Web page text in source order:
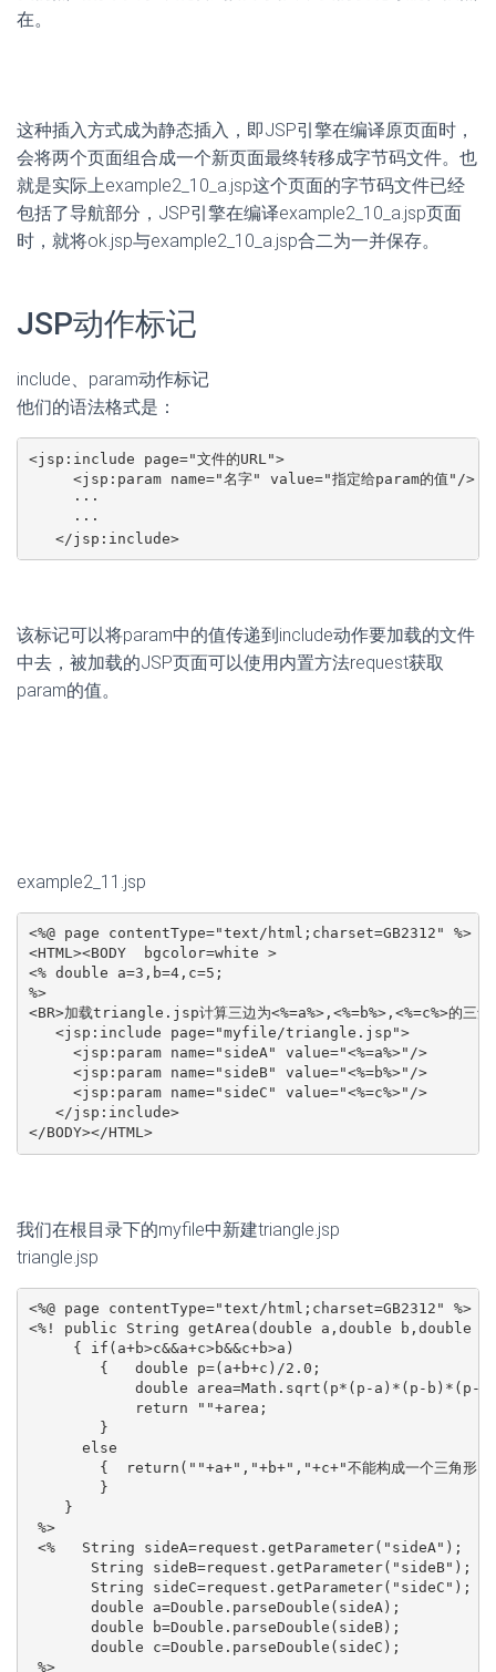
在。
这种插入方式成为静态插入，即JSP引擎在编译原页面时，
会将两个页面组合成一个新页面最终转移成字节码文件。也
就是实际上example2_10_a.jsp这个页面的字节码文件已经
包括了导航部分，JSP引擎在编译example2_10_a.jsp页面
时，就将ok.jsp与example2_10_a.jsp合二为一并保存。
JSP动作标记
include、param动作标记
他们的语法格式是：
<jsp:include page="文件的URL">
     <jsp:param name="名字" value="指定给param的值"/>
     ···
     ···
   </jsp:include>
该标记可以将param中的值传递到include动作要加载的文件
中去，被加载的JSP页面可以使用内置方法request获取
param的值。
<BR>加载triangle.jsp计算三边为<%=a%>,<%=b%>,<%=c%>的三角
   <jsp:include page="myfile/triangle.jsp">
     <jsp:param name="sideA" value="<%=a%>"/>
     <jsp:param name="sideB" value="<%=b%>"/>
     <jsp:param name="sideC" value="<%=c%>"/>
   </jsp:include>
</BODY></HTML>
我们在根目录下的myfile中新建triangle.jsp
triangle.jsp
        {   double p=(a+b+c)/2.0;
double area=Math.sqrt(p*(p-a)*(p-b)*(p-
            return ""+area;
        }
      else
{  return(""+a+","+b+","+c+"不能构成一个三角形,
        }
<%   String sideA=request.getParameter("sideA");
       String sideB=request.getParameter("sideB");
       String sideC=request.getParameter("sideC");
       double a=Double.parseDouble(sideA);
       double b=Double.parseDouble(sideB);
       double c=Double.parseDouble(sideC);
%>
<Font color=blue size=4>
<P>我是被加载的文件,负责计算三角形的面积<BR>
    给我传递的三边是:<%=sideA%>,<%=sideB%>,<%=sideC%>
<BR>三角形的面积:<%= getArea(a,b,c)%>
</Font>